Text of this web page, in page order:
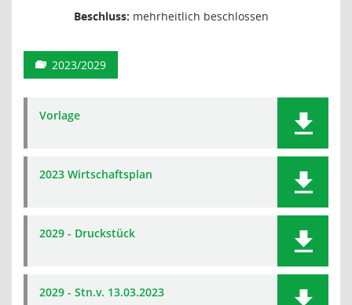
Beschluss: mehrheitlich beschlossen
2023/2029
Vorlage
2023 Wirtschaftsplan
2029 - Druckstück
2029 - Stn.v. 13.03.2023